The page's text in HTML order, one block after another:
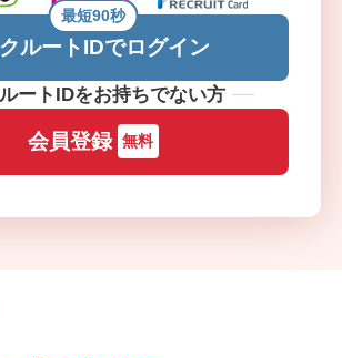
ルートIDでログイン
最短90秒
ートIDをお持ちでない方
会員登録 無料